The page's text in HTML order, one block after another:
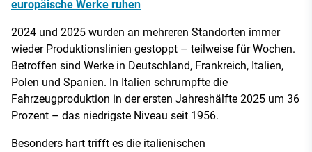
europäische Werke ruhen
2024 und 2025 wurden an mehreren Standorten immer
wieder Produktionslinien gestoppt – teilweise für Wochen.
Betroffen sind Werke in Deutschland, Frankreich, Italien,
Polen und Spanien. In Italien schrumpfte die
Fahrzeugproduktion in der ersten Jahreshälfte 2025 um 36
Prozent – das niedrigste Niveau seit 1956.
Besonders hart trifft es die italienischen